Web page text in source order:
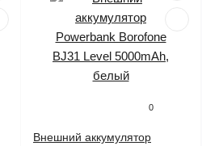
0
Внешний аккумулятор